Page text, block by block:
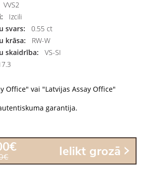
VVS2
Izcili
svars:
0.55 ct
krāsa:
RW-W
skaidrība:
VS-SI
Office" vai "Latvijas Assay Office"
garantija.
Ielikt grozā